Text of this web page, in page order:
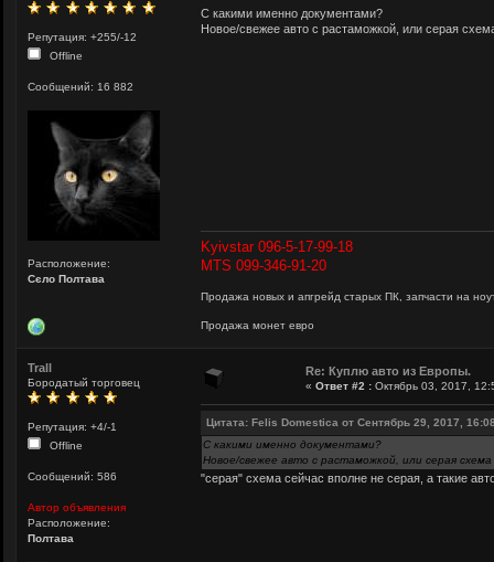
Репутация: +255/-12
Offline
Сообщений: 16 882
Расположение:
Сєло Полтава
С какими именно документами?
Новое/свежее авто с растаможкой, или серая
Kyivstar 096-5-17-99-18
MTS 099-346-91-20
Продажа новых и апгрейд старых ПК, запчасти на
Продажа монет евро
Trall
Бородатый торговец
Репутация: +4/-1
Offline
Сообщений: 586
Автор объявления
Расположение:
Полтава
Re: Куплю авто из Европы.
« Ответ #2 : Октябрь 03, 2017,
Цитата: Felis Domestica от Сентябрь 29, 2017,
С какими именно документами?
Новое/свежее авто с растаможкой, или серая
"серая" схема сейчас вполне не серая, а такие